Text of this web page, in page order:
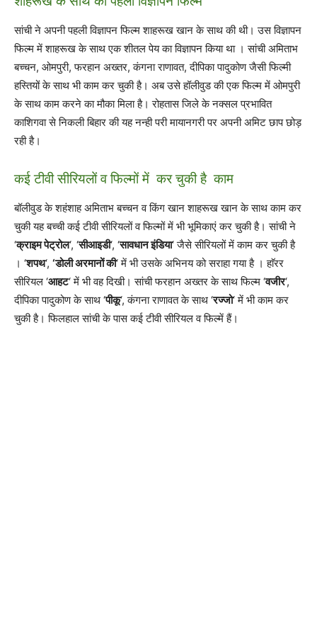
सांची ने अपनी पहली विज्ञापन फिल्‍म शाहरूख खान के साथ की थी। उस विज्ञापन
फिल्‍म में शाहरूख के साथ एक शीतल पेय का विज्ञापन किया था । सांची अमिताभ
बच्चन, ओमपुरी, फरहान अख्तर, कंगना राणावत, दीपिका पादुकोण जैसी फिल्मी
हस्तियों के साथ भी काम कर चुकी है। अब उसे हॉलीवुड की एक फिल्म में ओमपुरी
के साथ काम करने का मौका मिला है। रोहतास जिले के नक्सल प्रभावित
काशिगवा से निकली बिहार की यह नन्ही परी मायानगरी पर अपनी अमिट छाप छोड़
रही है।
कई टीवी सीरियलों व फिल्‍मों में कर चुकी है काम
बॉलीवुड के शहंशाह अमिताभ बच्‍चन व किंग खान शाहरूख खान के साथ काम कर
चुकी यह बच्‍ची कई टीवी सीरियलों व फिल्‍मों में भी भूमिकाएं कर चुकी है। सांची ने
‘क्राइम पेट्रोल‘, ‘सीआइडी‘, ‘सावधान इंडिया‘ जैसे सीरियलों में काम कर चुकी है
। ‘शपथ‘, ‘डोली अरमानों की‘ में भी उसके अभिनय को सराहा गया है । हाॅरर
सीरियल ‘आहट‘ में भी वह दिखी। सांची फरहान अख्तर के साथ फिल्म ‘वजीर‘,
दीपिका पादुकोण के साथ ‘पीकू‘, कंगना राणावत के साथ ‘रज्जो‘ में भी काम कर
चुकी है। फिलहाल सांची के पास कई टीवी सीरियल व फिल्‍में हैं।